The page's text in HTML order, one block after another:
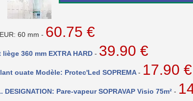
60 mm - 60.75 €
360 mm EXTRA HARD - 39.90 €
ouate Modèle: Protec'Led SOPREMA- 17.90 €
Pare-vapeur SOPRAVAP Visio 75m² -